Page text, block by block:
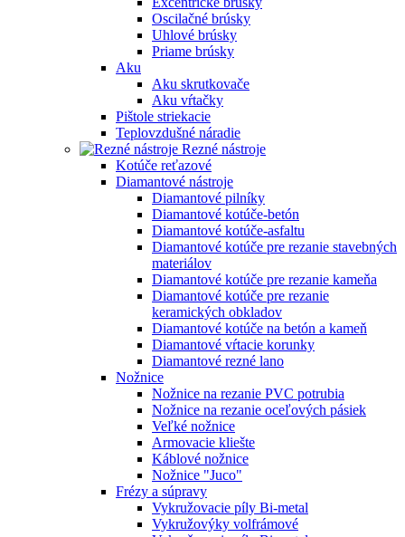
Oscilačné brúsky
Uhlové brúsky
Priame brúsky
Aku
Aku skrutkovače
Aku vŕtačky
Pištole striekacie
Teplovzdušné náradie
Rezné nástroje
Kotúče reťazové
Diamantové nástroje
Diamantové pilníky
Diamantové kotúče-betón
Diamantové kotúče-asfaltu
Diamantové kotúče pre rezanie stavebných
materiálov
Diamantové kotúče pre rezanie kameňa
Diamantové kotúče pre rezanie
keramických obkladov
Diamantové kotúče na betón a kameň
Diamantové vŕtacie korunky
Diamantové rezné lano
Nožnice
Nožnice na rezanie PVC potrubia
Nožnice na rezanie oceľových pásiek
Veľké nožnice
Armovacie kliešte
Káblové nožnice
Nožnice "Juco"
Frézy a súpravy
Vykružovacie píly Bi-metal
Vykružovýky volfrámové